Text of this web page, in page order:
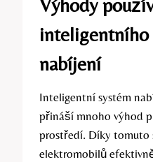
Výhody
inteligentního
nabíjení
Inteligentní systém
přináší mnoho výhod
prostředí. Díky tomuto
elektromobilů